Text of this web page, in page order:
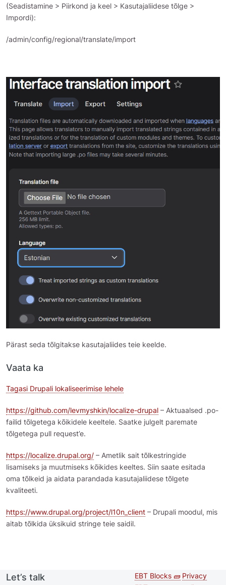
(Seadistamine > Piirkond ja keel > Kasutajaliidese tõlge >
Impordi):
/admin/config/regional/translate/import
Pärast seda tõlgitakse kasutajaliides teie keelde.
Vaata ka
Tagasi Drupali lokaliseerimise lehele
https://github.com/levmyshkin/localize-drupal – Aktuaalsed .po-
failid tõlgetega kõikidele keeltele. Saatke julgelt paremate
tõlgetega pull request’e.
https://localize.drupal.org/ – Ametlik sait tõlkestringide
lisamiseks ja muutmiseks kõikides keeltes. Siin saate esitada
oma tõlkeid ja aidata parandada kasutajaliidese tõlgete
kvaliteeti.
https://www.drupal.org/project/l10n_client – Drupali moodul, mis
aitab tõlkida üksikuid stringe teie saidil.
Let’s talk Second
EBT Blocks 🧱Footer
Privacy